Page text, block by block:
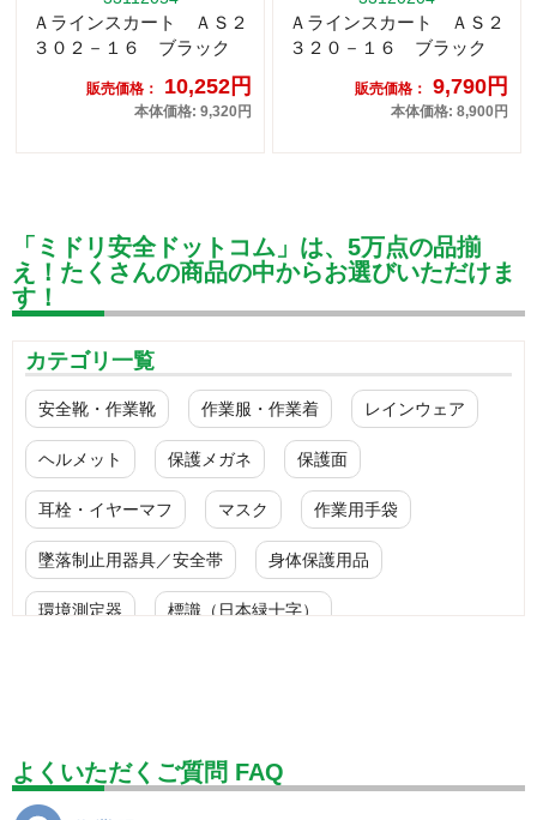
Ａラインスカート ＡＳ２
３０２－１６ ブラック
販売価格： 10,252円
本体価格: 9,320円
Ａラインスカート ＡＳ２
３２０－１６ ブラック
販売価格： 9,790円
本体価格: 8,900円
「ミドリ安全ドットコム」は、5万点の品揃
え！たくさんの商品の中からお選びいただけま
す！
カテゴリ一覧
安全靴・作業靴 作業服・作業着 レインウェア
ヘルメット 保護メガネ 保護面
耳栓・イヤーマフ マスク 作業用手袋
墜落制止用器具／安全帯 身体保護用品
環境測定器 標識（日本緑十字）
設備用品・作業補助用品 工事作業用品
分煙対策機器
よくいただくご質問 FAQ